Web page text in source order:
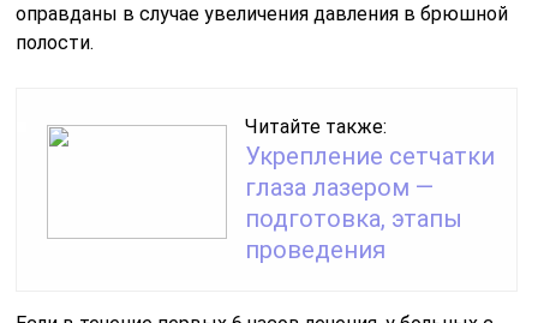
оправданы в случае увеличения давления в брюшной
полости.
Читайте также:
Укрепление сетчатки
глаза лазером —
подготовка, этапы
проведения